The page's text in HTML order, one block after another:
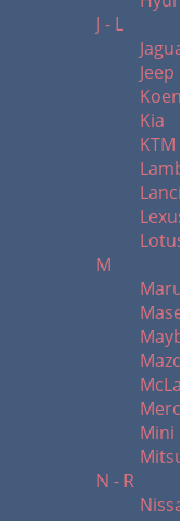
J - L
Jeep
Kia
KTM
M
Mini
N - R